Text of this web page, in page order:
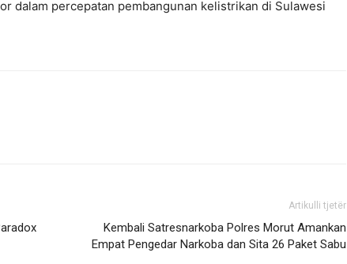
dalam percepatan pembangunan kelistrikan di Sulawesi
Artikulli tjetër
Kembali Satresnarkoba Polres Morut Amankan
Empat Pengedar Narkoba dan Sita 26 Paket Sabu